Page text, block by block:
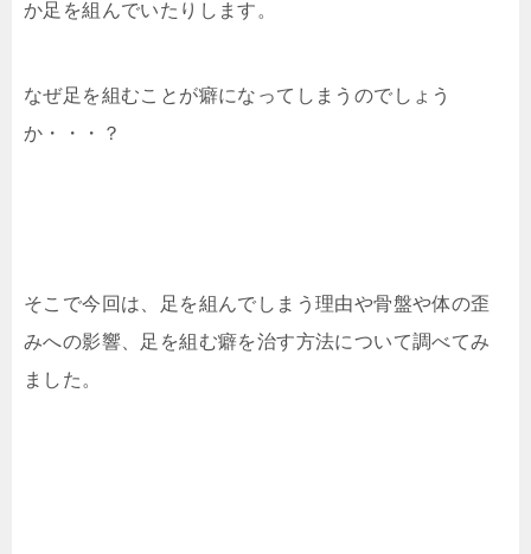
か足を組んでいたりします。
なぜ足を組むことが癖になってしまうのでしょう
か・・・？
そこで今回は、足を組んでしまう理由や骨盤や体の歪
みへの影響、足を組む癖を治す方法について調べてみ
ました。